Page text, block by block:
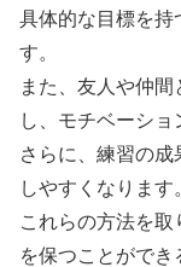
具体的な目標を持
す。
また、友人や仲
し、モチベーショ
さらに、練習の
しやすくなります
これらの方法を
を保つことができ